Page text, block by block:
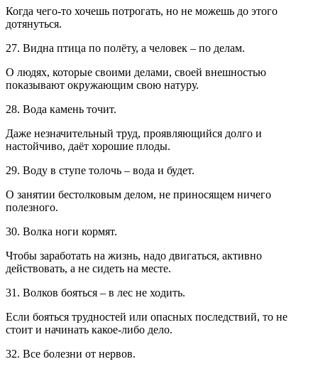
Когда чего-то хочешь потрогать, но не можешь до этого
дотянуться.
27. Видна птица по полёту, а человек – по делам.
О людях, которые своими делами, своей внешностью
показывают окружающим свою натуру.
28. Вода камень точит.
Даже незначительный труд, проявляющийся долго и
настойчиво, даёт хорошие плоды.
29. Воду в ступе толочь – вода и будет.
О занятии бестолковым делом, не приносящем ничего
полезного.
30. Волка ноги кормят.
Чтобы заработать на жизнь, надо двигаться, активно
действовать, а не сидеть на месте.
31. Волков бояться – в лес не ходить.
Если бояться трудностей или опасных последствий, то не
стоит и начинать какое-либо дело.
32. Все болезни от нервов.